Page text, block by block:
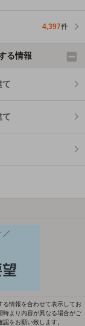
4,397件
る情報
て
て
情報を合わせて表示してお
より内容が異なる場合がご
をお願い致します。